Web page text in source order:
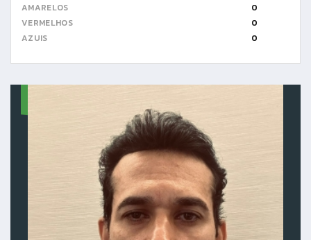
AMARELOS
0
VERMELHOS
0
AZUIS
0